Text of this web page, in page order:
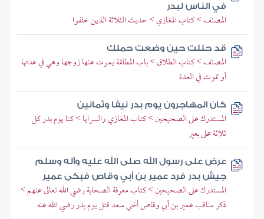
في الناس لبدر
المصنف > كتاب المغازي > حديث الثلاثة الذين خلفوا
قد حللت حين وضعت حملك
المصنف > كتاب الطلاق > باب المطلقة يموت عنها زوجها وهي في عدتها
أو تموت في العدة
كان المهاجرون يوم بدر نيفا وثمانين
المستدرك على الصحيحين > كتاب المغازي والسرايا > كنا يوم بدر كل
ثلاثة على بعير
عرض على رسول الله صلى الله عليه وآله وسلم
جيش بدر فرد عمير بن أبي وقاص فبكى عمير
المستدرك على الصحيحين > كتاب معرفة الصحابة رضي الله تعالى عنهم >
ذكر مناقب عمير بن أبي وقاص أخي سعد قتل يوم بدر رضي الله عنه